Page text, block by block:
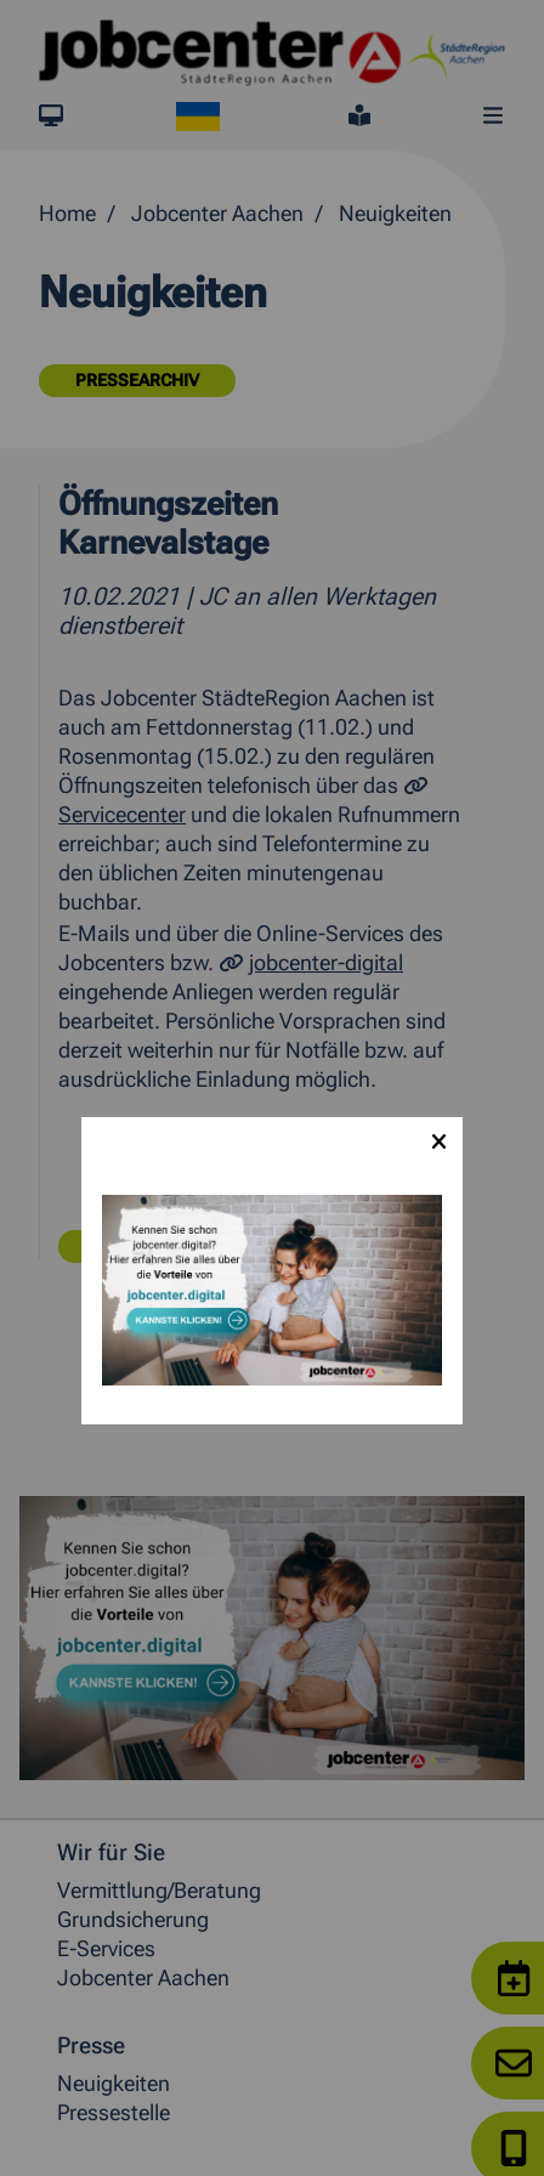
Springe direkt zum Inhalt
jobcenter.digital
Leichte
Home Jobcenter Aachen Neuigkeiten
Neuigkeiten
PRESSEARCHIV
Öffnungszeiten
Karnevalstage
10.02.2021 | JC an allen Werktagen
dienstbereit
Das Jobcenter StädteRegion Aachen ist
auch am Fettdonnerstag (11.02.) und
Rosenmontag (15.02.) zu den regulären
Öffnungszeiten telefonisch über das
Servicecenter und die lokalen Rufnummern
erreichbar; auch sind Telefontermine zu
den üblichen Zeiten minutengenau
buchbar.
E-Mails und über die Online-Services des
Jobcenters bzw.
jobcenter-digital
eingehende Anliegen werden regulär
bearbeitet. Persönliche Vorsprachen sind
derzeit weiterhin nur für Notfälle bzw. auf
ausdrückliche Einladung möglich.
ZURÜCK
Weitere allgemeine Informationen
Wir für Sie
Vermittlung/Beratung
Grundsicherung
E-Services
Jobcenter Aachen
Presse
Neuigkeiten
Pressestelle